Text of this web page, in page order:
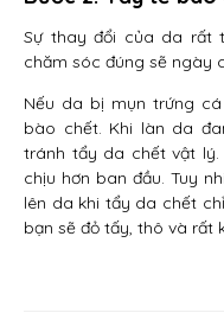
Sự thay đổi của da rất
chăm sóc đúng sẽ ngày
Nếu da bị mụn trứng
bào chết. Khi làn da
tránh tẩy da chết vật
chịu hơn ban đầu. Tuy
lên da khi tẩy da chết
bạn sẽ đỏ tấy, thô và rất